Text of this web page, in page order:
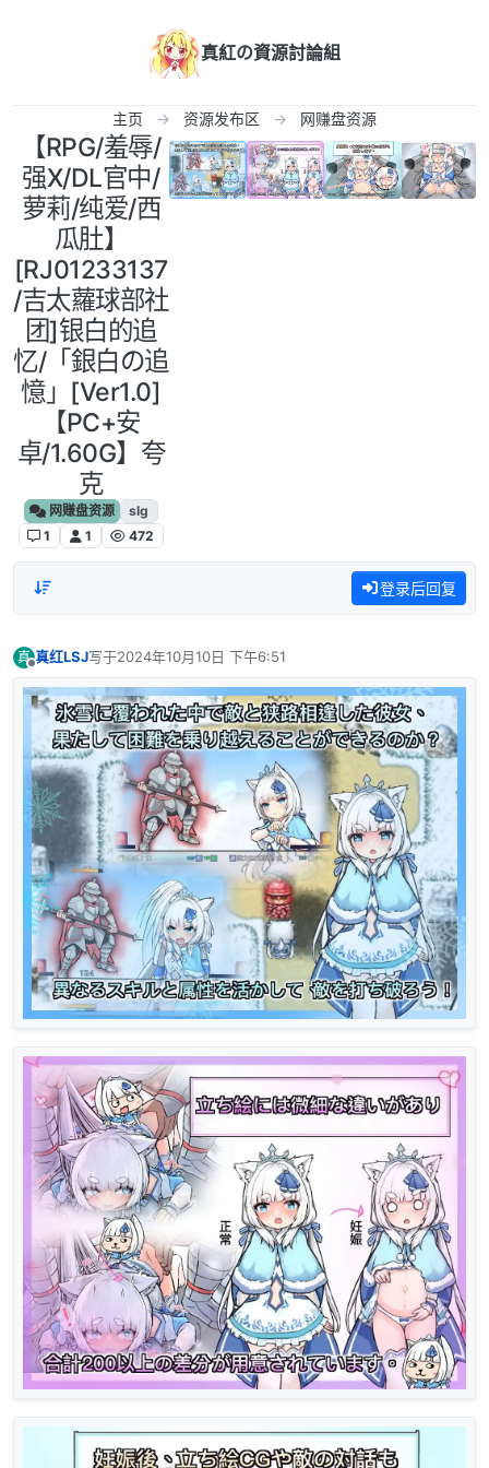
真紅の資源討論組
主页 资源发布区 网赚盘资源
【RPG/羞辱/
强X/DL官中/
萝莉/纯爱/西
瓜肚】
[RJ01233137
/吉太蘿球部社
团]银白的追
忆/「銀白の追
憶」[Ver1.0]
【PC+安
卓/1.60G】夸
克
网赚盘资源
slg
1
1 472
登录后回复
真 真红LSJ写于2024年10月10日 下午6:51
最后由 编辑